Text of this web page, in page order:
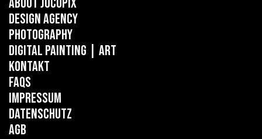
Design Agency
Photography
Digital Painting | ART
Kontakt
FAQs
Impressum
Datenschutz
AGB